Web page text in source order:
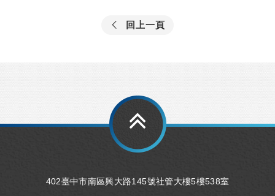
回上一頁
402臺中市南區興大路145號社管大樓5樓538室